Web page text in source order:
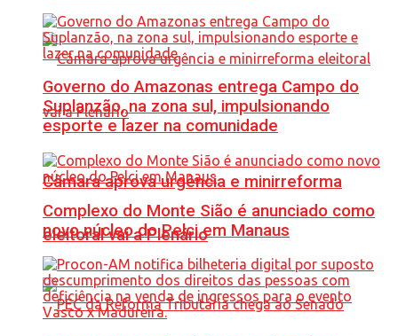
Câmara aprova urgência e minirreforma
eleitoral vai a Plenário
Governo do Amazonas entrega Campo do
Suplanzão, na zona sul, impulsionando
esporte e lazer na comunidade
Complexo do Monte Sião é anunciado como
novo núcleo do Pelci em Manaus